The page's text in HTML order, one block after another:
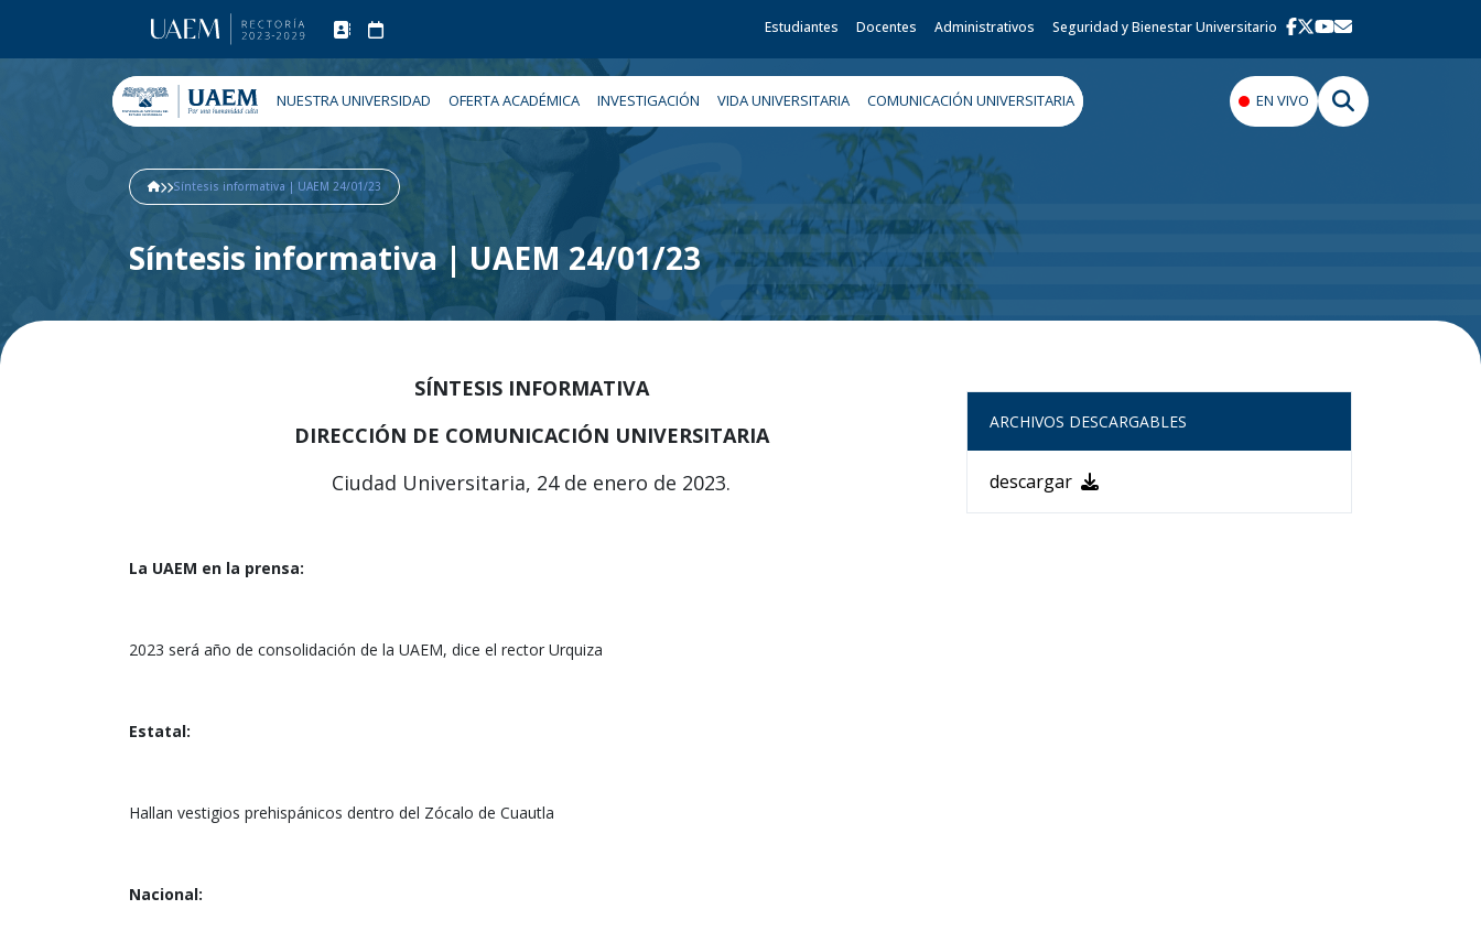
Estudiantes Docentes Administrativos Seguridad y Bienestar Universitario
NUESTRA UNIVERSIDAD OFERTA ACADÉMICA INVESTIGACIÓN VIDA UNIVERSITARIA COMUNICACIÓN UNIVERSITARIA EN VIVO
Síntesis informativa | UAEM 24/01/23
Síntesis informativa | UAEM 24/01/23
SÍNTESIS INFORMATIVA
DIRECCIÓN DE COMUNICACIÓN UNIVERSITARIA
Ciudad Universitaria, 24 de enero de 2023.
La UAEM en la prensa:
2023 será año de consolidación de la UAEM, dice el rector Urquiza
Estatal:
Hallan vestigios prehispánicos dentro del Zócalo de Cuautla
Nacional:
ARCHIVOS DESCARGABLES
descargar